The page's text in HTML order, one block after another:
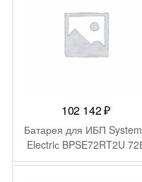
50SX107/SC620/BE750BB/
BP650IPNP/BP650SI/SC62
0I/SU620INET/SUVS650I
102 142₽
Батарея для ИБП
Electriс BPSE72RT2U